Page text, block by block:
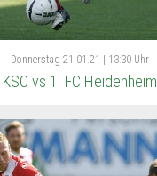
Donnerstag 21.01.21 | 13:30 Uhr
KSC vs 1. FC Heidenheim